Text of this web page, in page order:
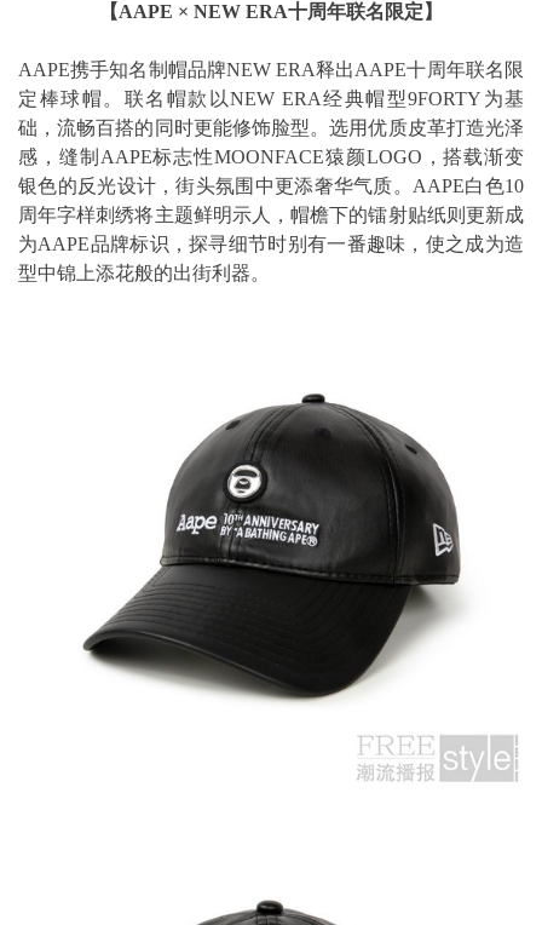
【AAPE × NEW ERA十周年联名限定】
AAPE携手知名制帽品牌NEW ERA释出AAPE十周年联名限
定棒球帽。联名帽款以NEW ERA经典帽型9FORTY为基
础，流畅百搭的同时更能修饰脸型。选用优质皮革打造光泽
感，缝制AAPE标志性MOONFACE猿颜LOGO，搭载渐变
银色的反光设计，街头氛围中更添奢华气质。AAPE白色10
周年字样刺绣将主题鲜明示人，帽檐下的镭射贴纸则更新成
为AAPE品牌标识，探寻细节时别有一番趣味，使之成为造
型中锦上添花般的出街利器。